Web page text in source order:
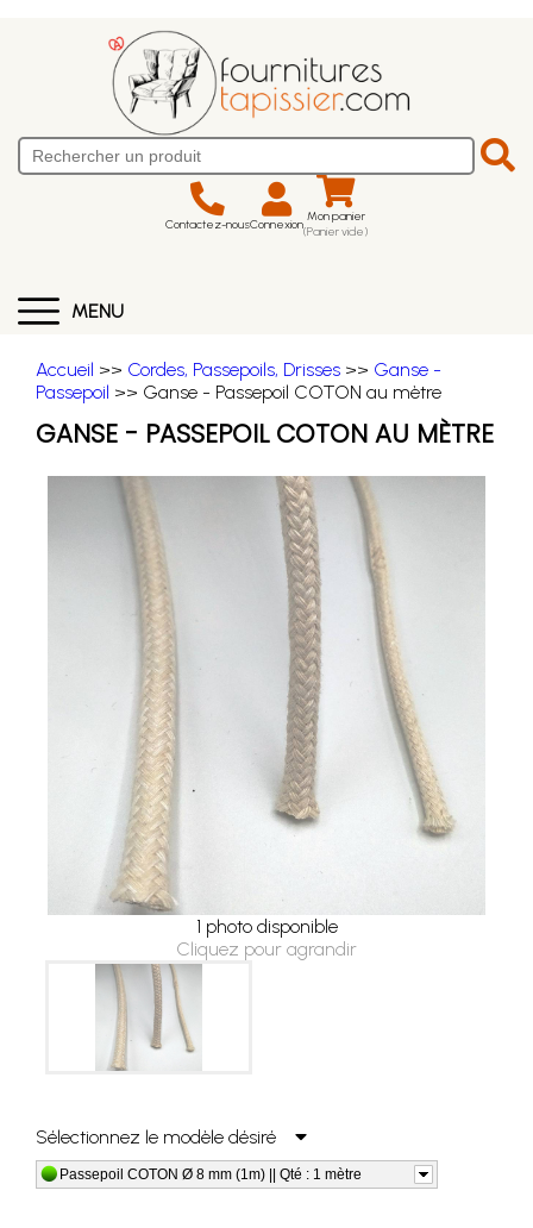
Contactez-nousConnexion Mon panier
(Panier vide)
MENU
Accueil >> Cordes, Passepoils, Drisses >> Ganse -
Passepoil >> Ganse - Passepoil COTON au mètre
GANSE - PASSEPOIL COTON AU MÈTRE
1 photo disponible
Cliquez pour agrandir
Sélectionnez le modèle désiré
Passepoil COTON Ø 8 mm (1m) || Qté : 1 mètre